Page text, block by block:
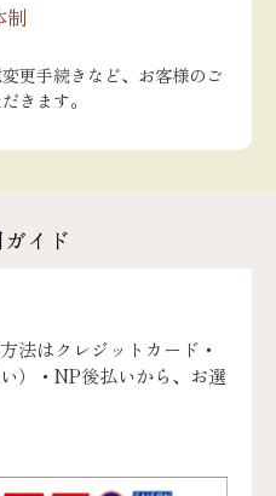
制
更手続きなど、お客様のご
きます。
イド
法はクレジットカード・
）・NP後払いから、お選